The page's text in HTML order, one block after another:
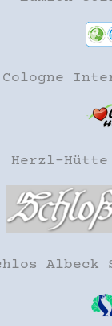
Cologne
Herzl-Hütte